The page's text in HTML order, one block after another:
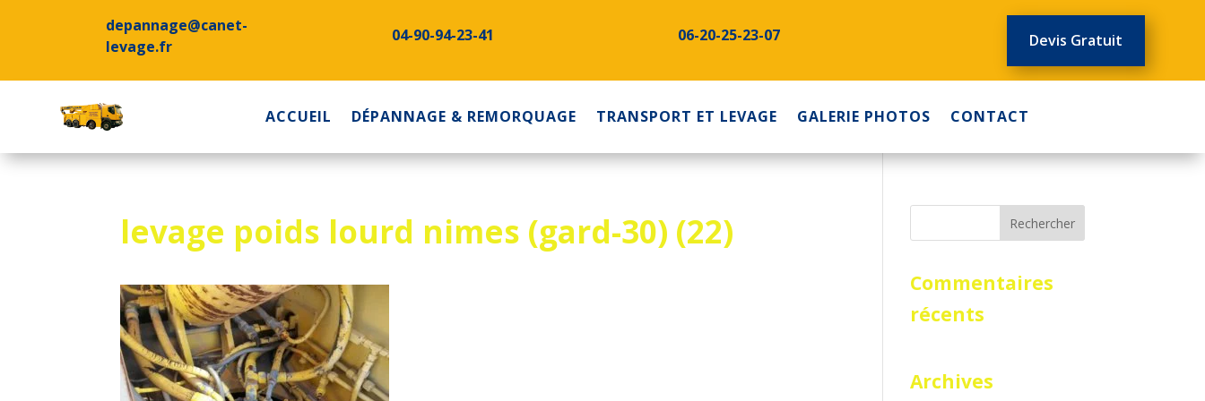
depannage@canet-
levage.fr
04-90-94-23-41 06-20-25-23-07 Devis Gratuit
ACCUEIL DÉPANNAGE & REMORQUAGE TRANSPORT ET LEVAGE GALERIE PHOTOS CONTACT
levage poids lourd nimes (gard-30) (22)
Commentaires
récents
Archives